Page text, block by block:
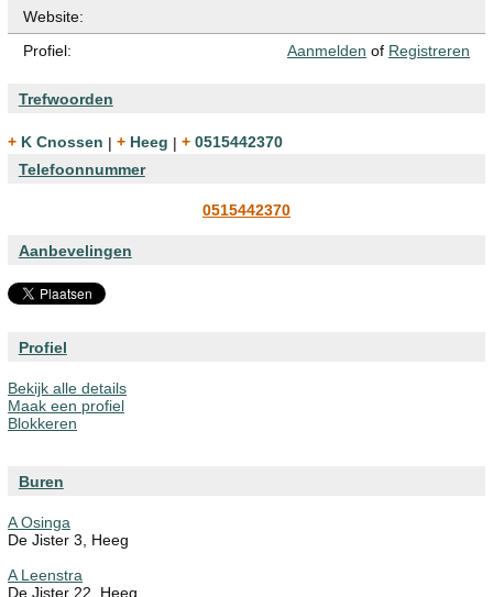
Website:
Profiel:
Aanmelden of Registreren
Trefwoorden
+ K Cnossen | + Heeg |
+ 0515442370
Telefoonnummer
0515442370
Aanbevelingen
Profiel
Bekijk alle details
Maak een profiel
Blokkeren
Buren
A Osinga
De Jister 3, Heeg
A Leenstra
De Jister 22, Heeg